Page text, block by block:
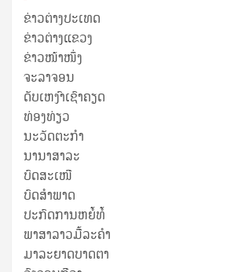
ຂ່າວຕ່າງປະເທດ
ຂ່າວ​ຕ່າງ​ແຂວງ
ຂ່າວໜ້າໜຶ່ງ
ຈະລາຈອນ
ດັບເຫງົາເຊົາຄຽດ
ທ່ອງທ່ຽວ
ນະວັດຕະກໍາ
ນານາສາລະ
ບົດສະເໜີ
ບົດສໍາພາດ
ປະກົດການຫຍໍ້ທໍ້
ພາສາລາວມື້ລະຄຳ
ມາລະຍາດບາດຕາ